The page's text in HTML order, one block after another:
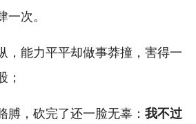
次。
，能力平平却做事莽撞，害得一
；
膊，砍完了还一脸无辜：我不过